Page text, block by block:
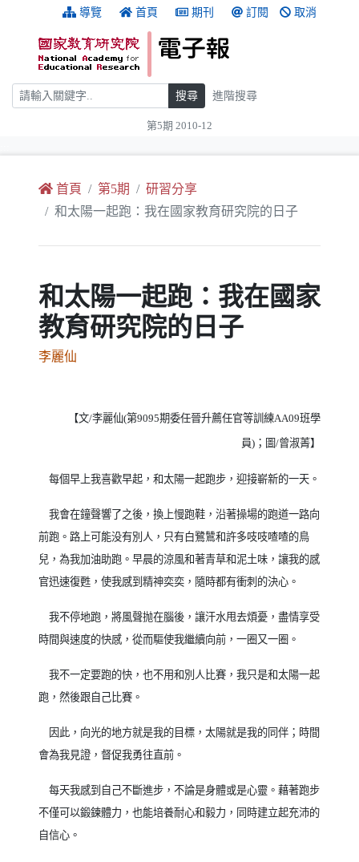
跳到主要內容 導覽 首頁 期刊 訂閱 取消
搜尋 搜尋 進階搜尋
第5期 2010-12
首頁 第5期
研習分享
和太陽一起跑：我在國家教育研究院的日子
和太陽一起跑：我在國家
教育研究院的日子
李麗仙
【文/李麗仙(第9095期委任晉升薦任官等訓練AA09班學
員) ；圖/曾淑菁】
每個早上我喜歡早起，和太陽一起跑步，迎接嶄新的一天。
我會在鐘聲響了之後，換上慢跑鞋，沿著操場的跑道一路向
前跑。路上可能没有別人，只有白鷺鷥和許多吱吱喳喳的鳥
兒，為我加油助跑。早晨的涼風和著青草和泥土味，讓我的感
官迅速復甦，使我感到精神奕奕，隨時都有衝刺的決心。
我不停地跑，將風聲抛在腦後，讓汗水甩去煩憂，盡情享受
時間與速度的快感，從而驅使我繼續向前，一圈又一圈。
我不一定要跑的快，也不用和別人比賽，我只是和太陽一起
跑，然後跟自己比賽。
因此，向光的地方就是我的目標，太陽就是我的同伴；時間
會為我見證，督促我勇往直前。
每天我感到自己不斷進步，不論是身體或是心靈。藉著跑步
不僅可以鍛鍊體力，也能培養耐心和毅力，同時建立起充沛的
自信心。